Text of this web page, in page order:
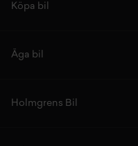
Köpa bil
Äga bil
Holmgrens Bil